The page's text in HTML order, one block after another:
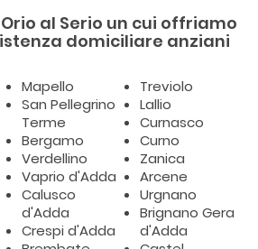
al Serio un cui offriamo
domiciliare anziani
Mapello
San Pellegrino
Terme
Bergamo
Verdellino
Vaprio d'Adda
Calusco
d'Adda
Crespi d'Adda
Treviolo
Lallio
Curnasco
Curno
Zanica
Arcene
Urgnano
Brignano Gera
d'Adda